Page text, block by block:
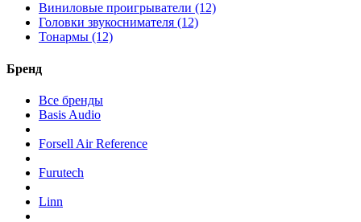
Виниловые проигрыватели (12)
Головки звукоснимателя (12)
Тонармы (12)
Бренд
Все бренды
Basis Audio
Forsell Air Reference
Furutech
Linn